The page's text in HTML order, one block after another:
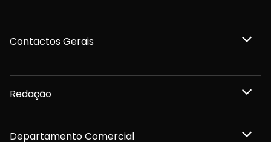
Contactos Gerais
Redação
Departamento Comercial